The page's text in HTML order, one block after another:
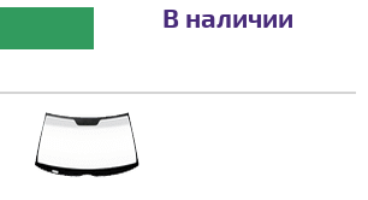
В наличии